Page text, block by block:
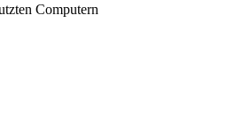
Computern